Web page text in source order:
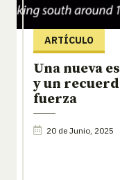
ARTÍCULO
Una nueva
y un
fuerza
20 de Junio, 2025